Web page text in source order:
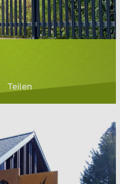
Teilen